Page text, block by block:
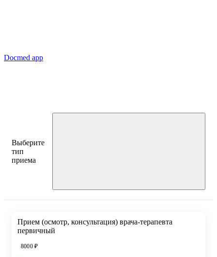
Docmed app
Выберите
тип
приема
Прием (осмотр, консультация) врача-терапевта
первичный
8000 ₽